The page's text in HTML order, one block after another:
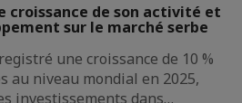
croissance de son activité et
sur le marché serbe
une croissance de 10 %
au niveau mondial en 2025,
investissements dans…